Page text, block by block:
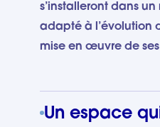
s’installeront dans
adapté à l’évolution
mise en œuvre de
Un espace